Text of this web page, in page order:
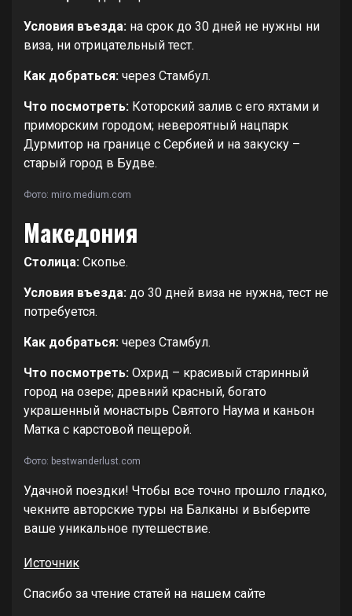
Условия въезда: на срок до 30 дней не нужны ни
виза, ни отрицательный тест.
Как добраться: через Стамбул.
Что посмотреть: Которский залив с его яхтами и
приморским городом; невероятный нацпарк
Дурмитор на границе с Сербией и на закуску –
старый город в Будве.
Фото: miro.medium.com
Македония
Столица: Скопье.
Условия въезда: до 30 дней виза не нужна, тест не
потребуется.
Как добраться: через Стамбул.
Что посмотреть: Охрид – красивый старинный
город на озере; древний красный, богато
украшенный монастырь Святого Наума и каньон
Матка с карстовой пещерой.
Фото: bestwanderlust.com
Удачной поездки! Чтобы все точно прошло гладко,
чекните авторские туры на Балканы и выберите
ваше уникальное путешествие.
Источник
Спасибо за чтение статей на нашем сайте